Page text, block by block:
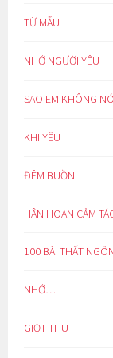
TỪ MẪU
NHỚ NGƯỜI YÊU
SAO EM KHÔNG
KHI YÊU
ĐÊM BUỒN
HÂN HOAN CẢM
100 BÀI THẤT
NHỚ…
GIỌT THU